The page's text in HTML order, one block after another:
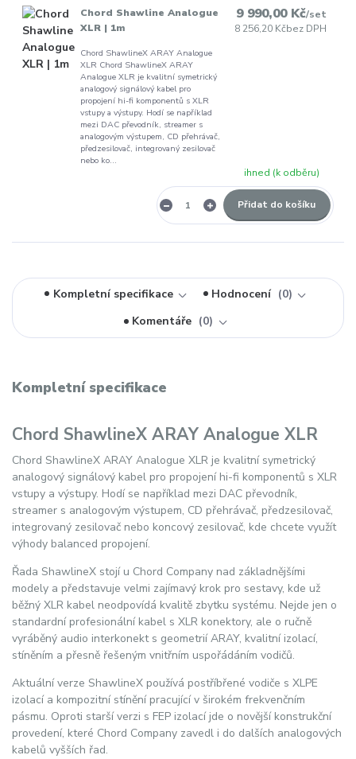
Chord Shawline Analogue
XLR | 1m
Chord ShawlineX ARAY Analogue
XLR Chord ShawlineX ARAY
Analogue XLR je kvalitní symetrický
analogový signálový kabel pro
propojení hi-fi komponentů s XLR
vstupy a výstupy. Hodí se například
mezi DAC převodník, streamer s
analogovým výstupem, CD přehrávač,
předzesilovač, integrovaný zesilovač
nebo ko...
9 990,00 Kč/set
8 256,20 Kčbez DPH
ihned (k odběru)
Přidat do košíku
Kompletní specifikace Hodnocení
0
Komentáře
0
Kompletní specifikace
Chord ShawlineX ARAY Analogue XLR
Chord ShawlineX ARAY Analogue XLR je kvalitní symetrický
analogový signálový kabel pro propojení hi-fi komponentů s XLR
vstupy a výstupy. Hodí se například mezi DAC převodník,
streamer s analogovým výstupem, CD přehrávač, předzesilovač,
integrovaný zesilovač nebo koncový zesilovač, kde chcete využít
výhody balanced propojení.
Řada ShawlineX stojí u Chord Company nad základnějšími
modely a představuje velmi zajímavý krok pro sestavy, kde už
běžný XLR kabel neodpovídá kvalitě zbytku systému. Nejde jen o
standardní profesionální kabel s XLR konektory, ale o ručně
vyráběný audio interkonekt s geometrií ARAY, kvalitní izolací,
stíněním a přesně řešeným vnitřním uspořádáním vodičů.
Aktuální verze ShawlineX používá postříbřené vodiče s XLPE
izolací a kompozitní stínění pracující v širokém frekvenčním
pásmu. Oproti starší verzi s FEP izolací jde o novější konstrukční
provedení, které Chord Company zavedl i do dalších analogových
kabelů vyšších řad.